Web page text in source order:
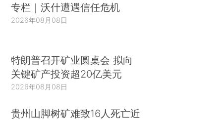
专栏｜沃什遭遇信任危机
2026年08月08日
特朗普召开矿业圆桌会 拟向
关键矿产投资超20亿美元
2026年08月08日
贵州山脚树矿难致16人死亡近